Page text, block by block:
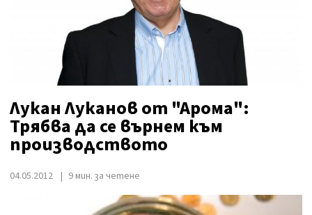
Лукан Луканов от "Арома":
Трябва да се върнем към
производството
04.05.2012 9 мин. за четене